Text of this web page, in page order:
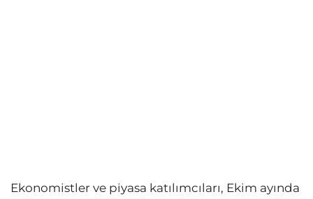
Ekonomistler ve piyasa katılımcıları, Ekim ayında